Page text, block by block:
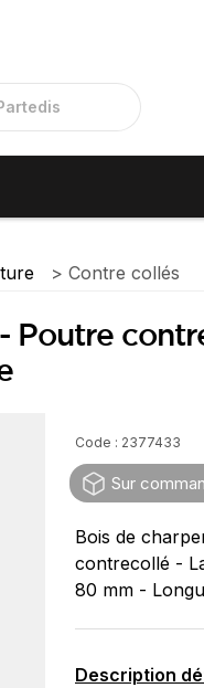
Contre collés
Poutre
Code : 2377433
Sur
Bois de
contrecollé -
80 mm -
Description